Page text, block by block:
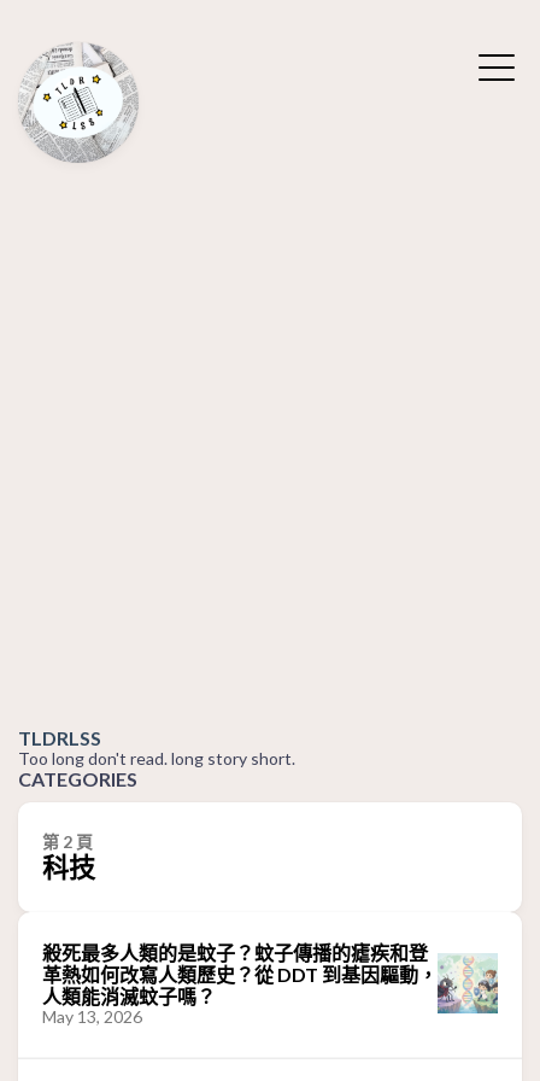
TLDRLSS
Too long don't read. long story short.
CATEGORIES
第 2 頁
科技
殺死最多人類的是蚊子？蚊子傳播的瘧疾和登
革熱如何改寫人類歷史？從 DDT 到基因驅動，
人類能消滅蚊子嗎？
May 13, 2026